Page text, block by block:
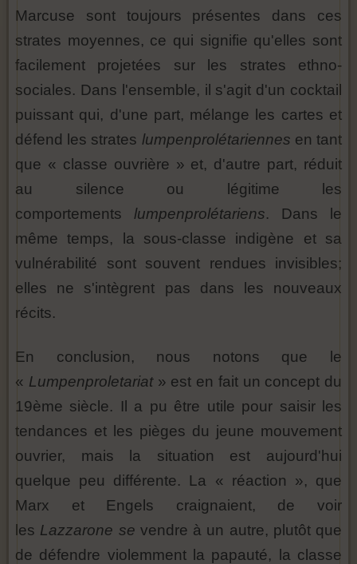
Marcuse sont toujours présentes dans ces
strates moyennes, ce qui signifie qu'elles sont
facilement projetées sur les strates ethno-
sociales. Dans l'ensemble, il s'agit d'un cocktail
puissant qui, d'une part, mélange les cartes et
défend les strates lumpenprolétariennes en tant
que « classe ouvrière » et, d'autre part, réduit
au silence ou légitime les
comportements lumpenprolétariens. Dans le
même temps, la sous-classe indigène et sa
vulnérabilité sont souvent rendues invisibles;
elles ne s'intègrent pas dans les nouveaux
récits.
En conclusion, nous notons que le
« Lumpenproletariat » est en fait un concept du
19ème siècle. Il a pu être utile pour saisir les
tendances et les pièges du jeune mouvement
ouvrier, mais la situation est aujourd'hui
quelque peu différente. La « réaction », que
Marx et Engels craignaient, de voir
les Lazzarone se vendre à un autre, plutôt que
de défendre violemment la papauté, la classe